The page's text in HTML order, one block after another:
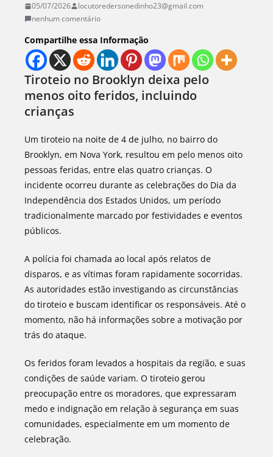
05/07/2026
locutoredersonedinho23@gmail.com
nenhum comentário
Compartilhe essa Informação
Tiroteio no Brooklyn deixa pelo
menos oito feridos, incluindo
crianças
Um tiroteio na noite de 4 de julho, no bairro do
Brooklyn, em Nova York, resultou em pelo menos oito
pessoas feridas, entre elas quatro crianças. O
incidente ocorreu durante as celebrações do Dia da
Independência dos Estados Unidos, um período
tradicionalmente marcado por festividades e eventos
públicos.
A polícia foi chamada ao local após relatos de
disparos, e as vítimas foram rapidamente socorridas.
As autoridades estão investigando as circunstâncias
do tiroteio e buscam identificar os responsáveis. Até o
momento, não há informações sobre a motivação por
trás do ataque.
Os feridos foram levados a hospitais da região, e suas
condições de saúde variam. O tiroteio gerou
preocupação entre os moradores, que expressaram
medo e indignação em relação à segurança em suas
comunidades, especialmente em um momento de
celebração.